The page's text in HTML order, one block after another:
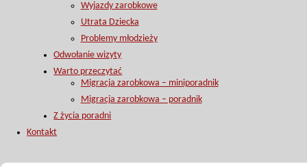
Wyjazdy zarobkowe
Utrata Dziecka
Problemy młodzieży
Odwołanie wizyty
Warto przeczytać
Migracja zarobkowa – miniporadnik
Migracja zarobkowa – poradnik
Z życia poradni
Kontakt